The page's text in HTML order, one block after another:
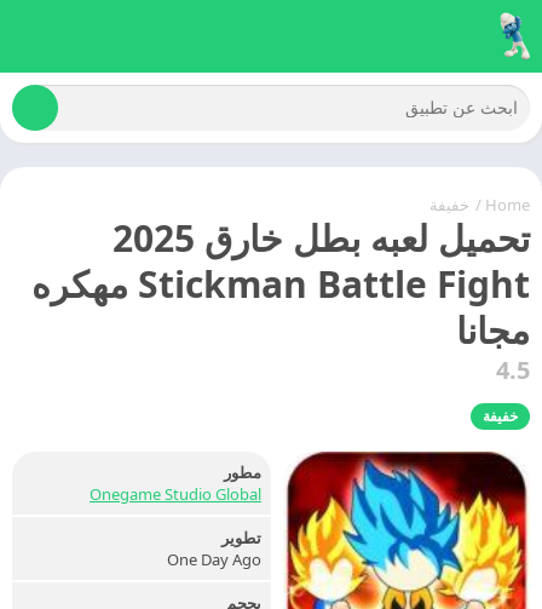
Home
/ خفيفة
تحميل لعبه بطل خارق 2025
Stickman Battle Fight مهكره
مجانا
4.5
خفيفة
مطور
Onegame Studio Global
تطوير
One Day Ago
بحجم